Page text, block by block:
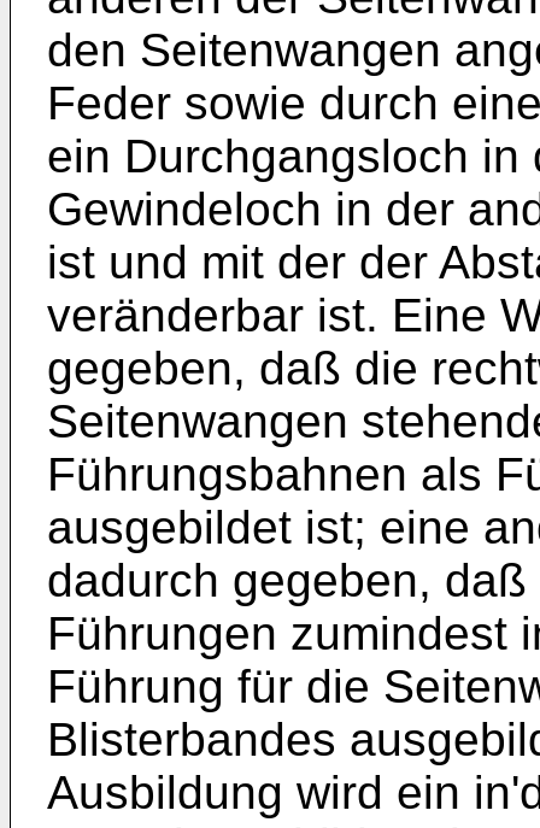
den Seitenwangen
Feder sowie durch
ein Durchgangsloch in
Gewindeloch in der
ist und mit der der
veränderbar ist. Eine
gegeben, daß die
Seitenwangen
Führungsbahnen als
ausgebildet ist; eine
dadurch gegeben,
Führungen zumindest
Führung für die
Blisterbandes
Ausbildung wird ein